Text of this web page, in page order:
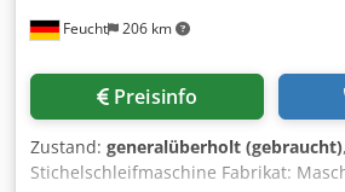
Feucht 206 km
Preisinfo
Zustand: generalüberholt (gebraucht)
Stichelschleifmaschine Fabrikat: